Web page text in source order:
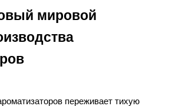
мировой
переживает тихую